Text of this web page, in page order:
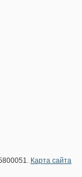
Карта сайта